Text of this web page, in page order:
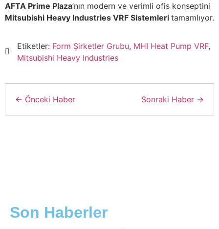
AFTA Prime Plaza’nın modern ve verimli ofis konseptini
Mitsubishi Heavy Industries VRF Sistemleri tamamlıyor.
Etiketler: Form Şirketler Grubu, MHI Heat Pump VRF,
Mitsubishi Heavy Industries
← Önceki Haber Sonraki Haber →
Son Haberler